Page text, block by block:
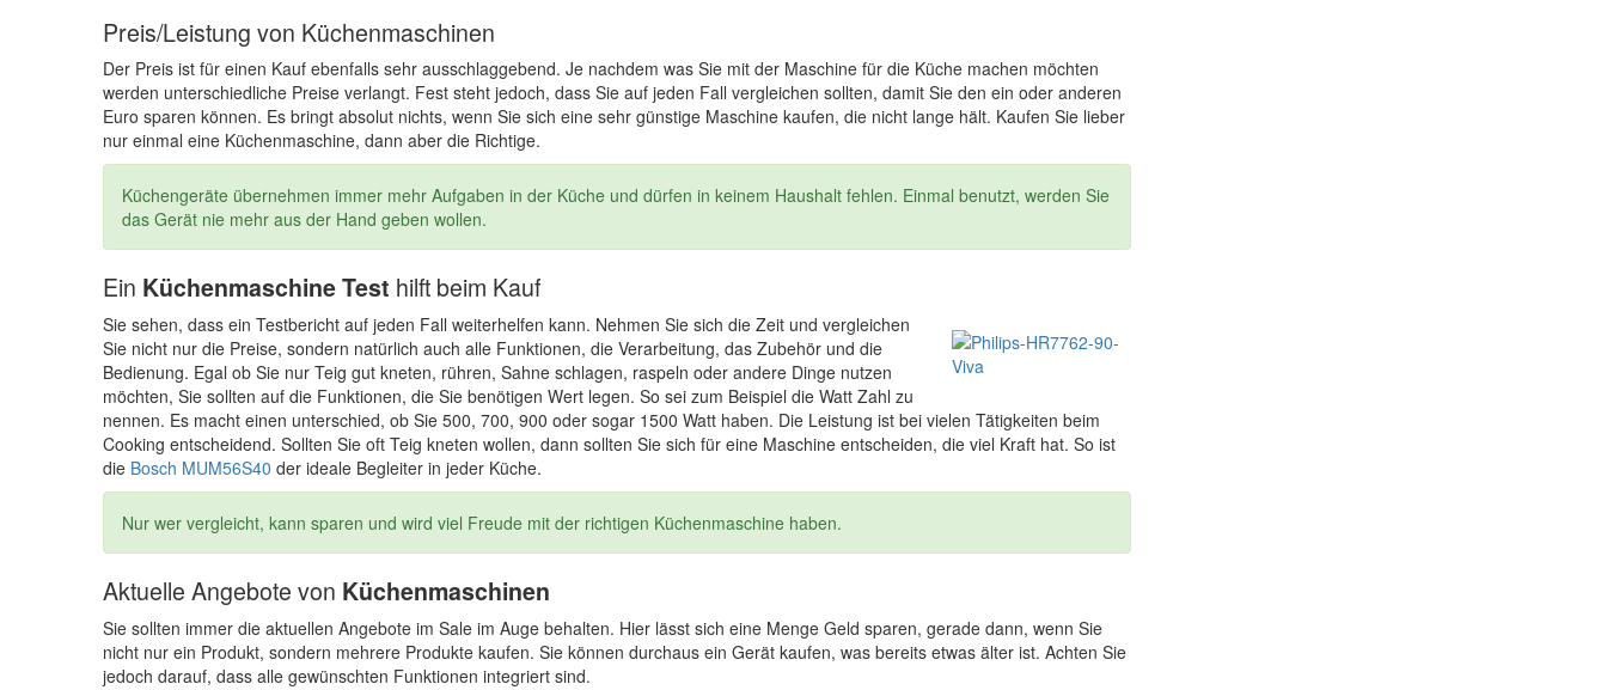
Preis/Leistung von Küchenmaschinen
Der Preis ist für einen Kauf ebenfalls sehr ausschlaggebend. Je nachdem was Sie mit der Maschine für die Küche machen möchten
werden unterschiedliche Preise verlangt. Fest steht jedoch, dass Sie auf jeden Fall vergleichen sollten, damit Sie den ein oder anderen
Euro sparen können. Es bringt absolut nichts, wenn Sie sich eine sehr günstige Maschine kaufen, die nicht lange hält. Kaufen Sie lieber
nur einmal eine Küchenmaschine, dann aber die Richtige.
Küchengeräte übernehmen immer mehr Aufgaben in der Küche und dürfen in keinem Haushalt fehlen. Einmal benutzt, werden Sie
das Gerät nie mehr aus der Hand geben wollen.
Ein Küchenmaschine Test hilft beim Kauf
Sie sehen, dass ein Testbericht auf jeden Fall weiterhelfen kann. Nehmen Sie sich die Zeit und vergleichen
Sie nicht nur die Preise, sondern natürlich auch alle Funktionen, die Verarbeitung, das Zubehör und die
Bedienung. Egal ob Sie nur Teig gut kneten, rühren, Sahne schlagen, raspeln oder andere Dinge nutzen
möchten, Sie sollten auf die Funktionen, die Sie benötigen Wert legen. So sei zum Beispiel die Watt Zahl zu
nennen. Es macht einen unterschied, ob Sie 500, 700, 900 oder sogar 1500 Watt haben. Die Leistung ist bei vielen Tätigkeiten beim
Cooking entscheidend. Sollten Sie oft Teig kneten wollen, dann sollten Sie sich für eine Maschine entscheiden, die viel Kraft hat. So ist
die Bosch MUM56S40 der ideale Begleiter in jeder Küche.
Nur wer vergleicht, kann sparen und wird viel Freude mit der richtigen Küchenmaschine haben.
Aktuelle Angebote von Küchenmaschinen
Sie sollten immer die aktuellen Angebote im Sale im Auge behalten. Hier lässt sich eine Menge Geld sparen, gerade dann, wenn Sie
nicht nur ein Produkt, sondern mehrere Produkte kaufen. Sie können durchaus ein Gerät kaufen, was bereits etwas älter ist. Achten Sie
jedoch darauf, dass alle gewünschten Funktionen integriert sind.